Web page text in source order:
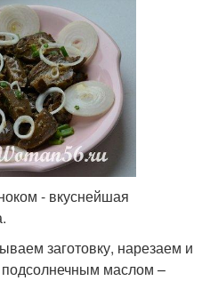
- вкуснейшая
заготовку, нарезаем и
маслом –